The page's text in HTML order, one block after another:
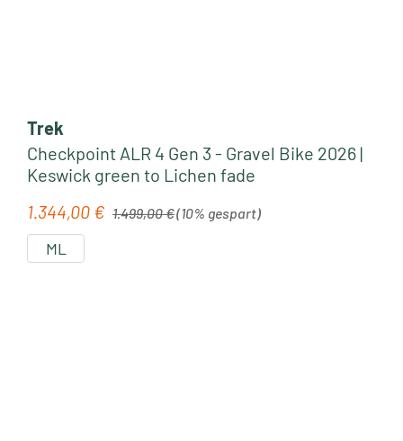
Trek
Checkpoint ALR 4 Gen 3 - Gravel Bike 2026 |
Keswick green to Lichen fade
Verkaufspreis:
1.344,00 € 1.499,00 €(10% gespart)
ML